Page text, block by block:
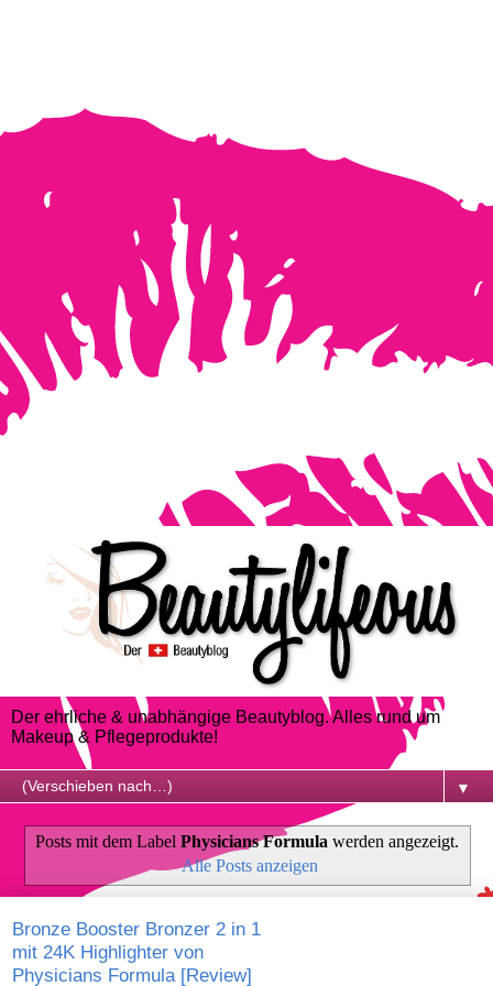
Der ehrliche & unabhängige Beautyblog. Alles rund um
Makeup & Pflegeprodukte!
▼
Posts mit dem Label Physicians Formulawerden angezeigt.
Alle Posts anzeigen
Bronze Booster Bronzer 2 in 1
mit 24K Highlighter von
Physicians Formula [Review]